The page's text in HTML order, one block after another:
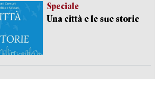
Speciale
Una città e le sue storie